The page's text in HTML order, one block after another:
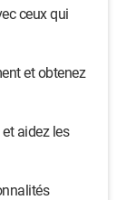
ceux qui
et obtenez
aidez les